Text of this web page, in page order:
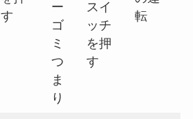
す
ー
ゴ
ミ
つ
ま
り
スイ
ッチ
を押
す
転